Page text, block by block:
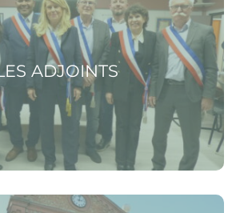
ADJOINTS
municipaux délégués